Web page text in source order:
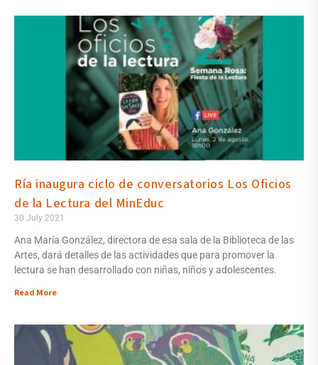
Ría inaugura ciclo de conversatorios Los Oficios
de la Lectura del MinEduc
30 July 2021
Ana María González, directora de esa sala de la Biblioteca de las
Artes, dará detalles de las actividades que para promover la
lectura se han desarrollado con niñas, niños y adolescentes.
Read More